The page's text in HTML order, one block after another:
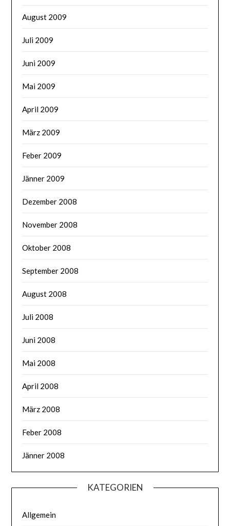
August 2009
Juli 2009
Juni 2009
Mai 2009
April 2009
März 2009
Feber 2009
Jänner 2009
Dezember 2008
November 2008
Oktober 2008
September 2008
August 2008
Juli 2008
Juni 2008
Mai 2008
April 2008
März 2008
Feber 2008
Jänner 2008
KATEGORIEN
Allgemein